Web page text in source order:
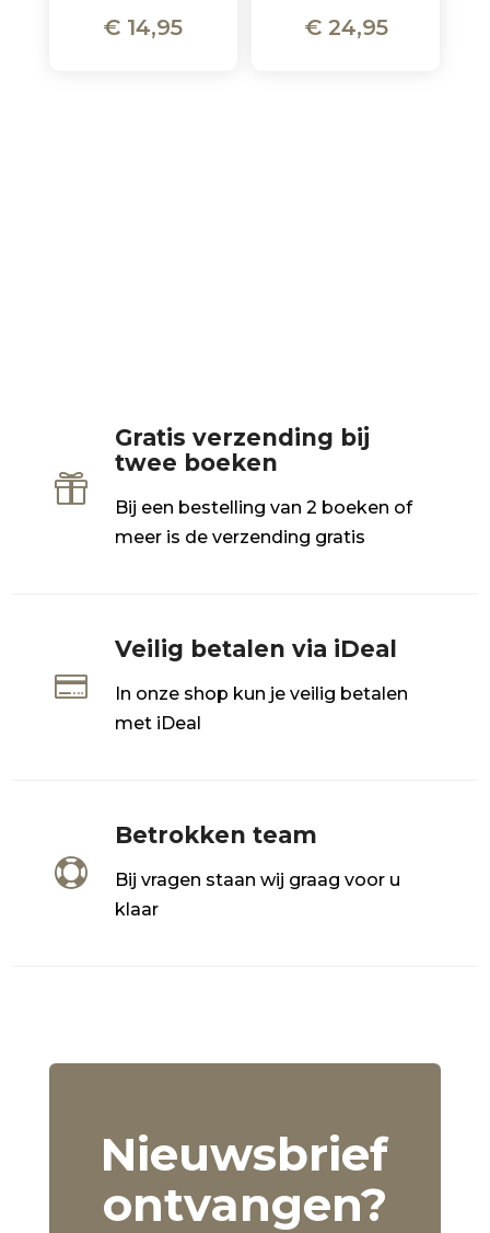
€ 14,95 €24,95

Gratis verzending bij
twee boeken
Bij een bestelling van 2 boeken of
meer is de verzending gratis

Veilig betalen via iDeal
In onze shop kun je veilig betalen
met iDeal

Betrokken team
Bij vragen staan wij graag voor u
klaar
Nieuwsbrief
ontvangen?